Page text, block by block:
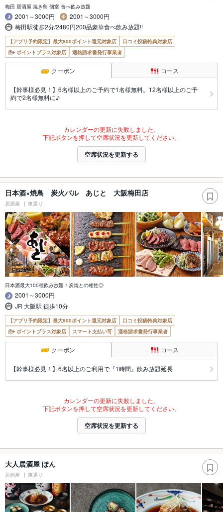
梅田 居酒屋 焼き鳥 個室 食べ飲み放題
2001～3000円
2001～3000円
梅田駅徒歩2分/2480円200品豪華食べ飲み放題!!
【アプリ予約限定】最大800ポイント還元対象店
口コミ投稿特典対象店
ポイントプラス対象店
適格請求書発行事業者
クーポン コース
【幹事様必見！】6名様以上のご予約で1名様無料。12名様以上のご予
約で2名様無料に♪
カレンダーの更新に失敗しました。
下記ボタンを押して空席状況を更新してください。
空席状況を更新する
日本酒×焼鳥 炭火バル あじと 大阪梅田店
居酒屋 東通り
日本酒最大100種飲み放題！炭焼との相性◎
2001～3000円
JR 大阪駅 徒歩10分
【アプリ予約限定】最大800ポイント還元対象店
口コミ投稿特典対象店
ポイントプラス対象店
スマート支払い可 適格請求書発行事業者
クーポン コース
【幹事様必見！】6名以上のご利用で『1時間』飲み放題延長
カレンダーの更新に失敗しました。
下記ボタンを押して空席状況を更新してください。
空席状況を更新する
大人居酒屋 ぽん
居酒屋 東通り